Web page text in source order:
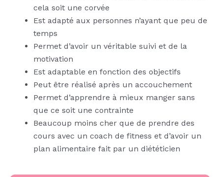
cela soit une corvée
Est adapté aux personnes n’ayant que peu de
temps
Permet d’avoir un véritable suivi et de la
motivation
Est adaptable en fonction des objectifs
Peut être réalisé après un accouchement
Permet d’apprendre à mieux manger sans
que ce soit une contrainte
Beaucoup moins cher que de prendre des
cours avec un coach de fitness et d’avoir un
plan alimentaire fait par un diététicien